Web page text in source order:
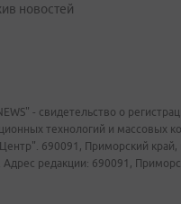
новостей
- свидетельство о
технологий и массовых
690091, Приморский край,
редакции: 690091,